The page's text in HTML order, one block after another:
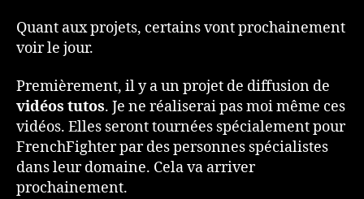
Quant aux projets, certains vont prochainement
voir le jour.
Premièrement, il y a un projet de diffusion de
vidéos tutos. Je ne réaliserai pas moi même ces
vidéos. Elles seront tournées spécialement pour
FrenchFighter par des personnes spécialistes
dans leur domaine. Cela va arriver
prochainement.